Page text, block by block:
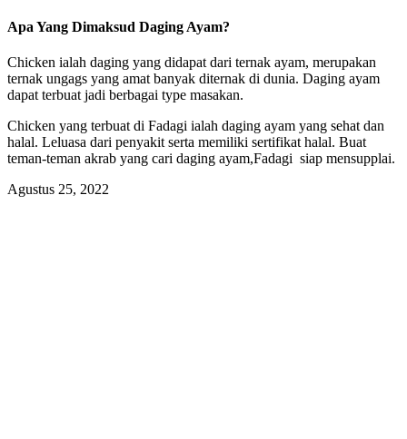
Apa Yang Dimaksud Daging Ayam?
Chicken ialah daging yang didapat dari ternak ayam, merupakan
ternak ungags yang amat banyak diternak di dunia. Daging ayam
dapat terbuat jadi berbagai type masakan.
Chicken yang terbuat di Fadagi ialah daging ayam yang sehat dan
halal. Leluasa dari penyakit serta memiliki sertifikat halal. Buat
teman-teman akrab yang cari daging ayam,Fadagi siap mensupplai.
Agustus 25, 2022